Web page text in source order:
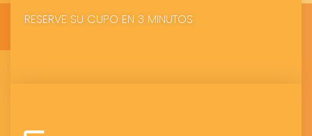
RESERVE SU CUPO EN 3 MINUTOS